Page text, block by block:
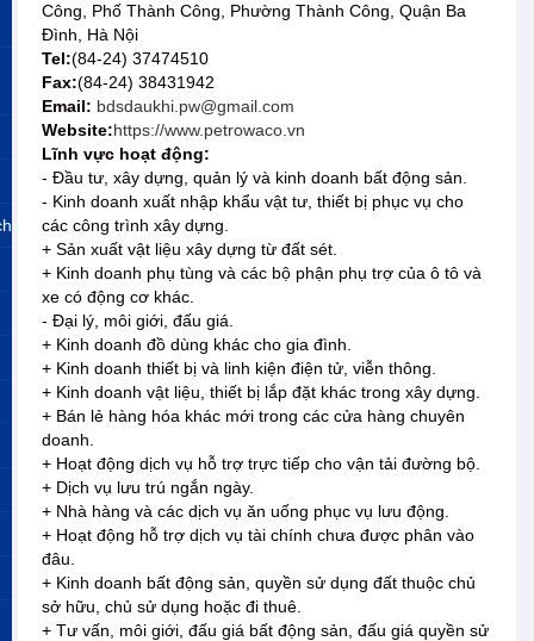
Công, Phố Thành Công, Phường Thành Công, Quận Ba
Đình, Hà Nội
Tel:(84-24) 37474510
Fax:(84-24) 38431942
Email: bdsdaukhi.pw@gmail.com
Website:https://www.petrowaco.vn
Lĩnh vực hoạt động:
- Đầu tư, xây dựng, quản lý và kinh doanh bất động sản.
- Kinh doanh xuất nhập khẩu vật tư, thiết bị phục vụ cho
các công trình xây dựng.
+ Sản xuất vật liệu xây dựng từ đất sét.
+ Kinh doanh phụ tùng và các bộ phận phụ trợ của ô tô và
xe có động cơ khác.
- Đại lý, môi giới, đấu giá.
+ Kinh doanh đồ dùng khác cho gia đình.
+ Kinh doanh thiết bị và linh kiện điện tử, viễn thông.
+ Kinh doanh vật liệu, thiết bị lắp đặt khác trong xây dựng.
+ Bán lẻ hàng hóa khác mới trong các cửa hàng chuyên
doanh.
+ Hoạt động dịch vụ hỗ trợ trực tiếp cho vận tải đường bộ.
+ Dịch vụ lưu trú ngắn ngày.
+ Nhà hàng và các dịch vụ ăn uống phục vụ lưu động.
+ Hoạt động hỗ trợ dịch vụ tài chính chưa được phân vào
đâu.
+ Kinh doanh bất động sản, quyền sử dụng đất thuộc chủ
sở hữu, chủ sử dụng hoặc đi thuê.
+ Tư vấn, môi giới, đấu giá bất động sản, đấu giá quyền sử